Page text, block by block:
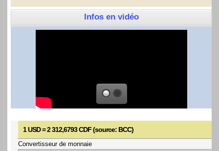
Infos en vidéo
1 USD = 2 312,6793 CDF (source: BCC)
Convertisseur de monnaie